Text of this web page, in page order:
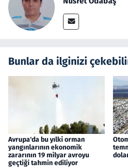
Bunlar da ilginizi
Avrupa'da bu yılki orman
yangınlarının ekonomik
zararının 19 milyar avroyu
geçtiği tahmin ediliyor